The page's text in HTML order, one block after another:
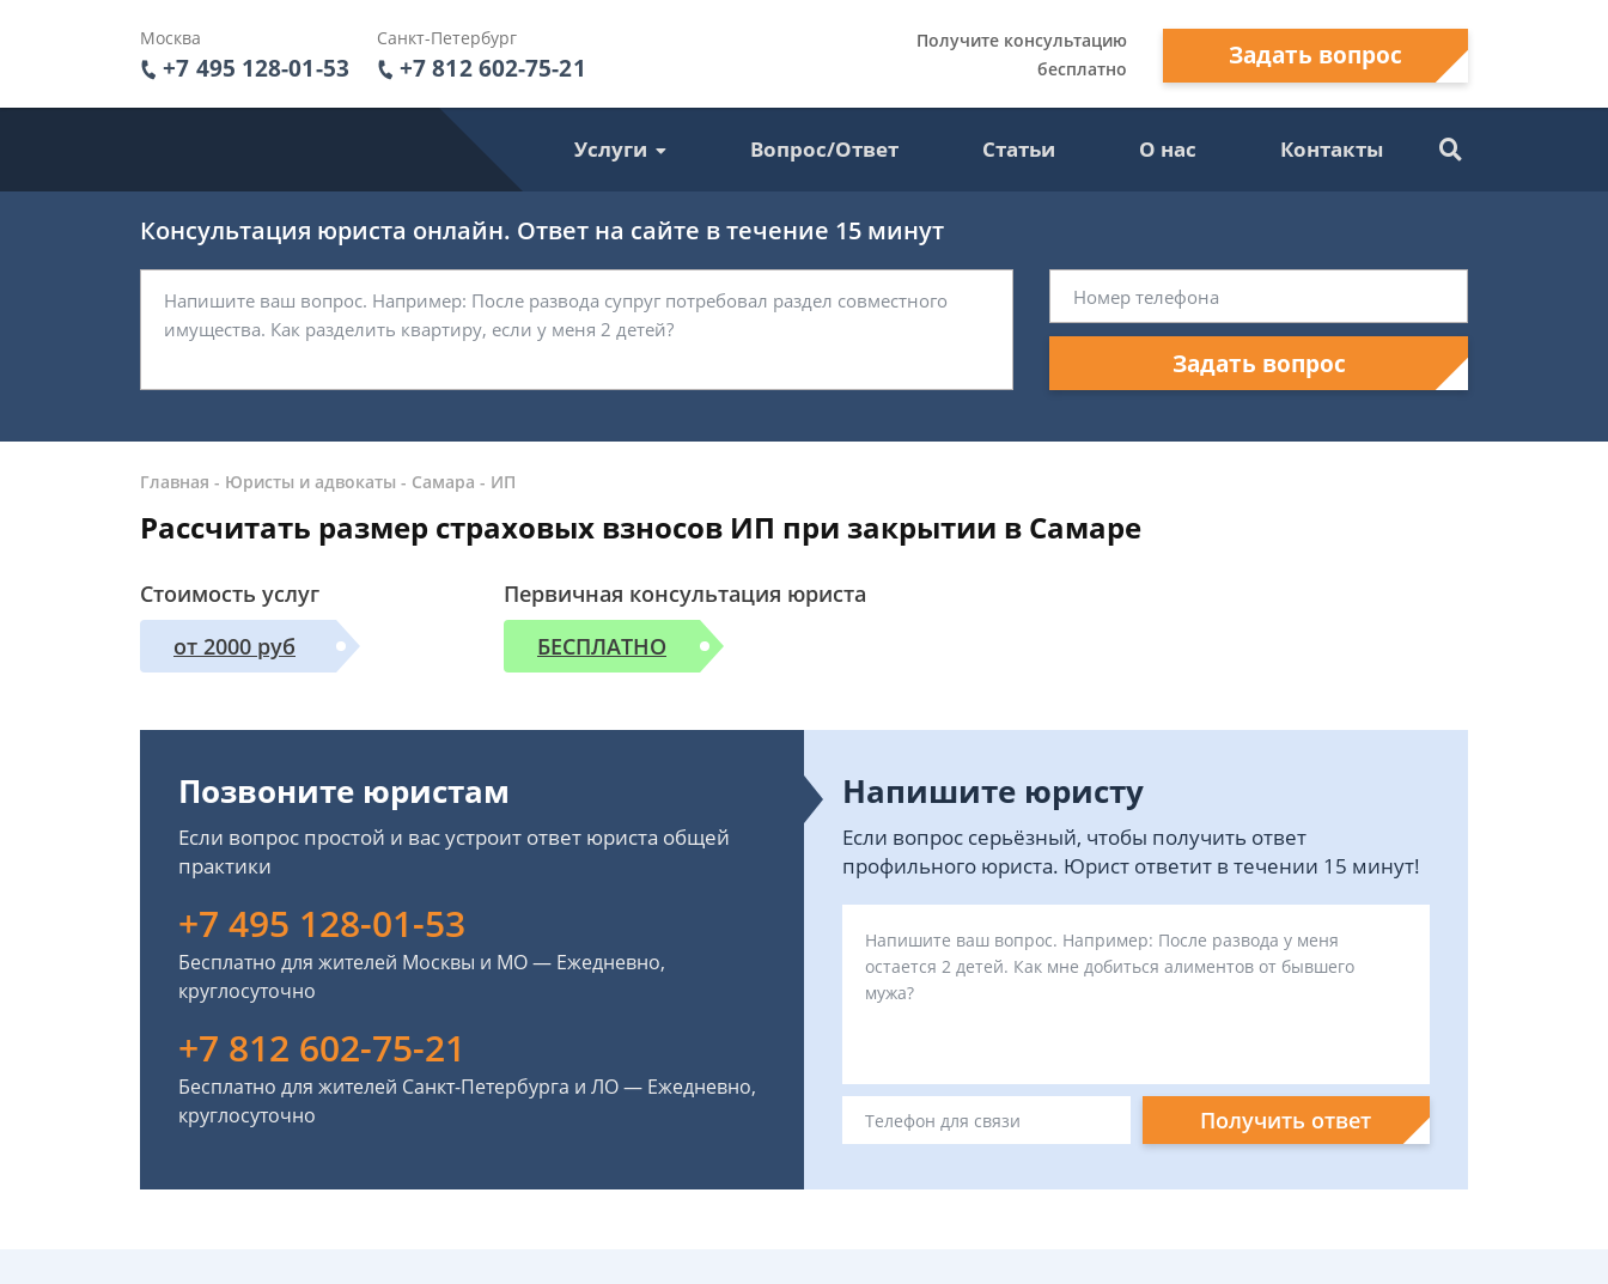
Москва
+7 495 128-01-53
Санкт-Петербург
+7 812 602-75-21
Получите консультацию
бесплатно
Задать вопрос
Услуги Вопрос/Ответ Статьи О нас Контакты
Консультация юриста онлайн. Ответ на сайте в течение 15 минут
Задать вопрос
Главная - Юристы и адвокаты - Самара - ИП
Рассчитать размер страховых взносов ИП при закрытии в Самаре
Стоимость услуг
от 2000 руб
Первичная консультация юриста
БЕСПЛАТНО
Позвоните юристам
Если вопрос простой и вас устроит ответ юриста общей
практики
+7 495 128-01-53
Бесплатно для жителей Москвы и МО — Ежедневно,
круглосуточно
+7 812 602-75-21
Бесплатно для жителей Санкт-Петербурга и ЛО — Ежедневно,
круглосуточно
Напишите юристу
Если вопрос серьёзный, чтобы получить ответ
профильного юриста. Юрист ответит в течении 15 минут!
Получить ответ